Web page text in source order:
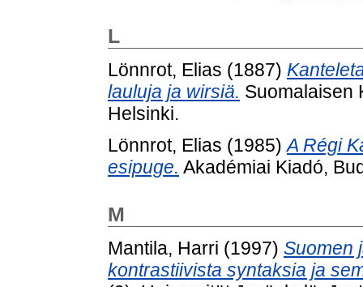
L
Lönnrot, Elias (1887)
lauluja ja wirsiä. Suomalaisen
Helsinki.
Lönnrot, Elias (1985)A Régi
esipuge. Akadémiai Kiadó,
M
Mantila, Harri (1997) Suomen
kontrastiivista syntaksia ja